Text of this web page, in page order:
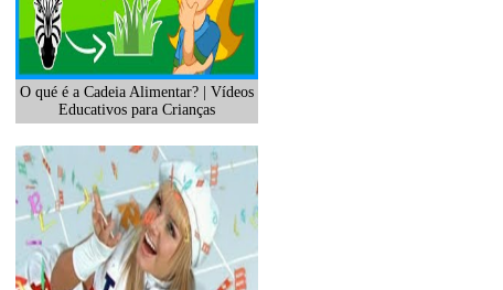
O qué é a Cadeia Alimentar? | Vídeos
Educativos para Crianças